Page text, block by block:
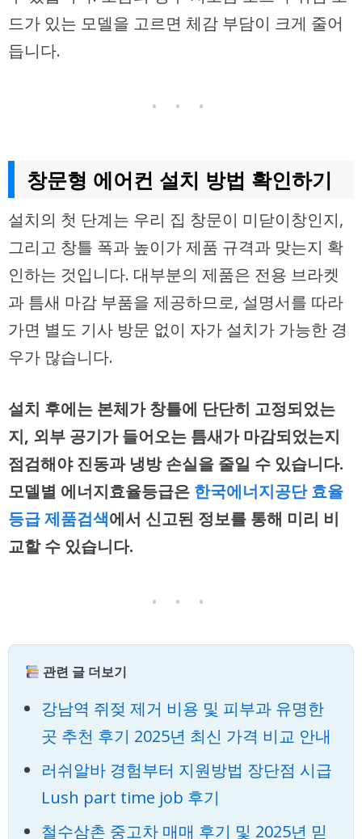
드가 있는 모델을 고르면 체감 부담이 크게 줄어
듭니다.
• • •
창문형 에어컨 설치 방법 확인하기
설치의 첫 단계는 우리 집 창문이 미닫이창인지,
그리고 창틀 폭과 높이가 제품 규격과 맞는지 확
인하는 것입니다. 대부분의 제품은 전용 브라켓
과 틈새 마감 부품을 제공하므로, 설명서를 따라
가면 별도 기사 방문 없이 자가 설치가 가능한 경
우가 많습니다.
설치 후에는 본체가 창틀에 단단히 고정되었는
지, 외부 공기가 들어오는 틈새가 마감되었는지
점검해야 진동과 냉방 손실을 줄일 수 있습니다.
모델별 에너지효율등급은 한국에너지공단 효율
등급 제품검색에서 신고된 정보를 통해 미리 비
교할 수 있습니다.
• • •
관련 글 더보기
강남역 쥐젖 제거 비용 및 피부과 유명한
곳 추천 후기 2025년 최신 가격 비교 안내
러쉬알바 경험부터 지원방법 장단점 시급
Lush part time job 후기
철수삼촌 중고차 매매 후기 및 2025년 믿